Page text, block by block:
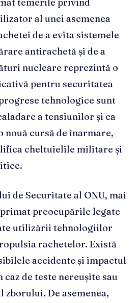
al unei asemenea
de a evita sistemele
antirachetă și de a
nucleare reprezintă o
pentru securitatea
tehnologice sunt
a tensiunilor și ca
nouă cursă de înarmare,
cheltuielile militare și
de Securitate al ONU, mai
preocupările legate
utilizării tehnologiilor
rachetelor. Există
accidente și impactul
de teste nereușite sau
De asemenea,